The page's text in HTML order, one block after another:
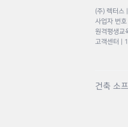
(주) 렉터스
사업자 번
원격평생교
고객센터 |
건축 소